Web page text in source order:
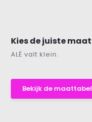
Kies de juiste maat
ALÉ valt klein.
Bekijk de maattabel